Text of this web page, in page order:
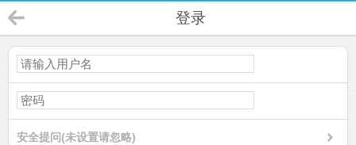
登录
安全提问(未设置请忽略)